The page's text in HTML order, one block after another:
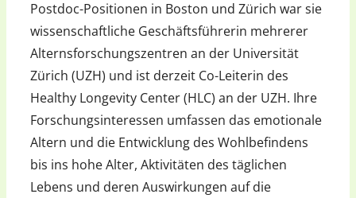
Postdoc-Positionen in Boston und Zürich war sie
wissenschaftliche Geschäftsführerin mehrerer
Alternsforschungszentren an der Universität
Zürich (UZH) und ist derzeit Co-Leiterin des
Healthy Longevity Center (HLC) an der UZH. Ihre
Forschungsinteressen umfassen das emotionale
Altern und die Entwicklung des Wohlbefindens
bis ins hohe Alter, Aktivitäten des täglichen
Lebens und deren Auswirkungen auf die